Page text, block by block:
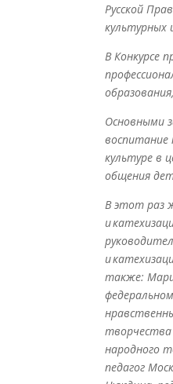
Русской
культурных
В Конкурсе
Основными
воспитание
культуре в
общения
В этот раз
и
и
также:
творчества
народного
педагог